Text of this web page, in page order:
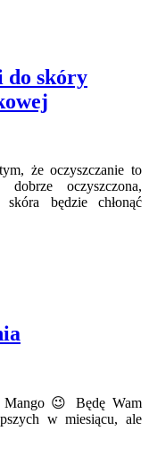
do skóry
że oczyszczanie to
oczyszczona,
będzie chłonąć
😉 Będę Wam
w miesiącu, ale